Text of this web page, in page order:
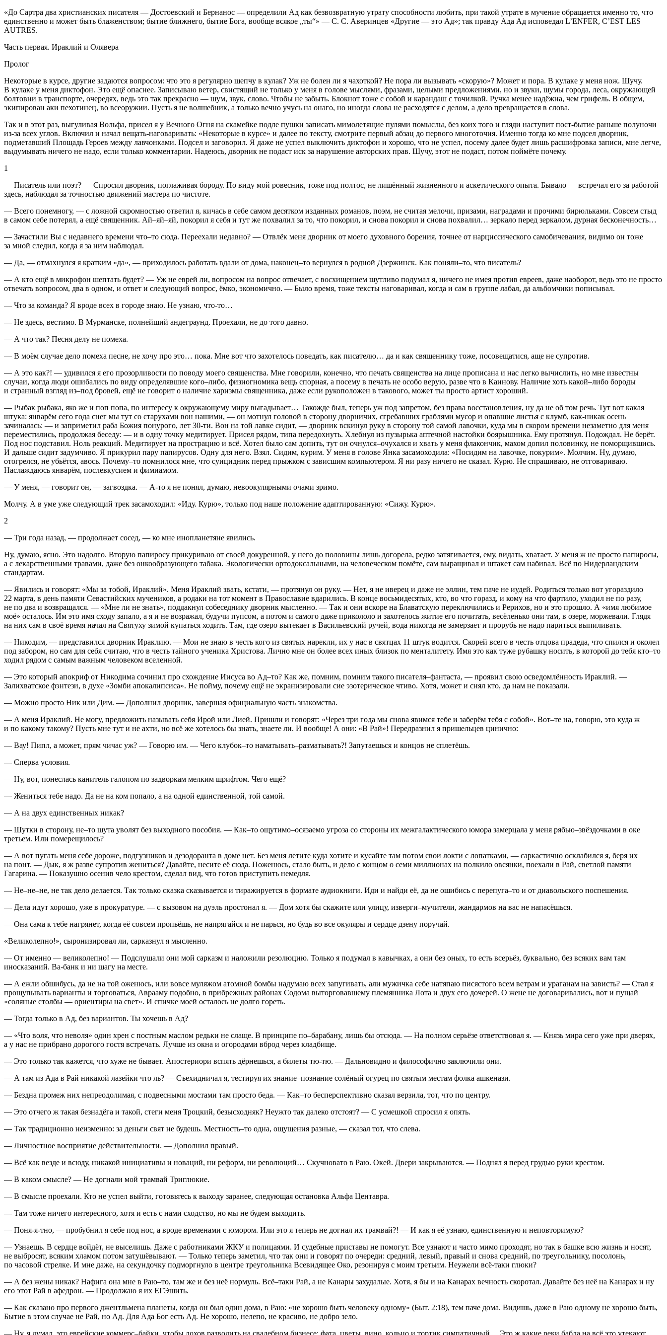
«До Сартра два христианских писателя — Достоевский и Бернанос — определили Ад как безвозвратную утрату способности любить, при такой утрате в мучение обращается именно то, что
единственно и может быть блаженством; бытие ближнего, бытие Бога, вообще всякое „ты“» — С. С. Аверинцев «Другие — это Ад»; так правду Ада Ад исповедал L’ENFER, C’EST LES
AUTRES.
Часть первая. Ираклий и Олявера
Пролог
Некоторые в курсе, другие задаются вопросом: что это я регулярно шепчу в кулак? Уж не болен ли я чахоткой? Не пора ли вызывать «скорую»? Может и пора. В кулаке у меня нож. Шучу.
В кулаке у меня диктофон. Это ещё опаснее. Записываю ветер, свистящий не только у меня в голове мыслями, фразами, целыми предложениями, но и звуки, шумы города, леса, окружающей
болтовни в транспорте, очередях, ведь это так прекрасно — шум, звук, слово. Чтобы не забыть. Блокнот тоже с собой и карандаш с точилкой. Ручка менее надёжна, чем грифель. В общем,
экипирован аки пехотинец, во всеоружии. Пусть я не волшебник, а только вечно учусь на онаго, но иногда слова не расходятся с делом, а дело превращается в слова.
Так и в этот раз, выгуливая Вольфа, присел я у Вечного Огня на скамейке подле пушки записать мимолетящие пулями помыслы, без коих того и гляди наступит пост-бытие раньше полуночи
из-за всех углов. Включил и начал вещать-наговаривать: «Некоторые в курсе» и далее по тексту, смотрите первый абзац до первого многоточия. Именно тогда ко мне подсел дворник,
подметавший Площадь Героев между лавчонками. Подсел и заговорил. Я даже не успел выключить диктофон и хорошо, что не успел, посему далее будет лишь расшифровка записи, мне легче,
выдумывать ничего не надо, если только комментарии. Надеюсь, дворник не подаст иск за нарушение авторских прав. Шучу, этот не подаст, потом поймёте почему.
1
— Писатель или поэт? — Спросил дворник, поглаживая бороду. По виду мой ровесник, тоже под полтос, не лишённый жизненного и аскетического опыта. Бывало — встречал его за работой
здесь, наблюдал за точностью движений мастера по чистоте.
— Всего понемногу, — с ложной скромностью ответил я, кичась в себе самом десятком изданных романов, поэм, не считая мелочи, призами, наградами и прочими бирюльками. Совсем стыд
в самом себе потерял, а ещё священник. Ай–яй–яй, покорил я себя и тут же похвалил за то, что покорил, и снова покорил и снова похвалил… зеркало перед зеркалом, дурная бесконечность…
— Зачастили Вы с недавнего времени что–то сюда. Переехали недавно? — Отвлёк меня дворник от моего духовного борения, точнее от нарциссического самобичевания, видимо он тоже
за мной следил, когда я за ним наблюдал.
— Да, — отмахнулся я кратким «да», — приходилось работать вдали от дома, наконец–то вернулся в родной Дзержинск. Как поняли–то, что писатель?
— А кто ещё в микрофон шептать будет? — Уж не еврей ли, вопросом на вопрос отвечает, с восхищением шутливо подумал я, ничего не имея против евреев, даже наоборот, ведь это не просто
отвечать вопросом, два в одном, и ответ и следующий вопрос, ёмко, экономично. — Было время, тоже тексты наговаривал, когда и сам в группе лабал, да альбомчики пописывал.
— Что за команда? Я вроде всех в городе знаю. Не узнаю, что-то…
— Не здесь, вестимо. В Мурманске, полнейший андеграунд. Проехали, не до того давно.
— А что так? Песня делу не помеха.
— В моём случае дело помеха песне, не хочу про это… пока. Мне вот что захотелось поведать, как писателю… да и как священнику тоже, посовещатися, аще не супротив.
— А это как?! — удивился я его прозорливости по поводу моего священства. Мне говорили, конечно, что печать священства на лице прописана и нас легко вычислить, но мне известны
случаи, когда люди ошибались по виду определявшие кого–либо, физиогномика вещь спорная, а посему в печать не особо верую, разве что в Каинову. Наличие хоть какой–либо бороды
и странный взгляд из–под бровей, ещё не говорит о наличие харизмы священника, даже если рукоположен в такового, может ты просто артист хороший.
— Рыбак рыбака, яко же и поп попа, по интересу к окружающему миру выгадывает… Такожде был, теперь уж под запретом, без права восстановления, ну да не об том речь. Тут вот какая
штука: январём сего года снег мы тут со старухами вон нашими, — он мотнул головой в сторону дворничих, сгребавших граблями мусор и опавшие листья с клумб, как-никак осень
зачиналась: — и заприметил раба Божия понурого, лет 30-ти. Вон на той лавке сидит, — дворник вскинул руку в сторону той самой лавочки, куда мы в скором времени незаметно для меня
переместились, продолжая беседу: — и в одну точку медитирует. Присел рядом, типа передохнуть. Хлебнул из пузырька аптечной настойки боярышника. Ему протянул. Подождал. Не берёт.
Под нос подставил. Ноль реакций. Медитирует на прострацию и всё. Хотел было сам допить, тут он очнулся–очухался и хвать у меня флакончик, махом допил половинку, не поморщившись.
И дальше сидит задумчиво. Я прикурил пару папирусов. Одну для него. Взял. Сидим, курим. У меня в голове Янка засамоходила: «Посидим на лавочке, покурим». Молчим. Ну, думаю,
отогрелся, не убьётся, авось. Почему–то помнилося мне, что суицидник перед прыжком с зависшим компьютером. Я ни разу ничего не сказал. Курю. Не спрашиваю, не отговариваю.
Наслаждаюсь январём, послевкусием и фимиамом.
— У меня, — говорит он, — загвоздка. — А-то я не понял, думаю, невоокулярными очами зримо.
Молчу. А в уме уже следующий трек засамоходил: «Иду. Курю», только под наше положение адаптированную: «Сижу. Курю».
2
— Три года назад, — продолжает сосед, — ко мне инопланетяне явились.
Ну, думаю, ясно. Это надолго. Вторую папиросу прикуриваю от своей докуренной, у него до половины лишь догорела, редко затягивается, ему, видать, хватает. У меня ж не просто папиросы,
а с лекарственными травами, даже без онкообразующего табака. Экологически ортодоксальными, на человеческом помёте, сам выращивал и штакет сам набивал. Всё по Нидерландским
стандартам.
— Явились и говорят: «Мы за тобой, Ираклий». Меня Ираклий звать, кстати, — протянул он руку. — Нет, я не иверец и даже не эллин, тем паче не иудей. Родиться только вот угораздило
22 марта, в день памяти Севастийских мучеников, а родаки на тот момент в Православие вдарились. В конце восьмидесятых, кто, во что горазд, и кому на что фартило, уходил не по разу,
не по два и возвращался. — «Мне ли не знать», поддакнул собеседнику дворник мысленно. — Так и они вскоре на Блаватскую переключились и Рерихов, но и это прошло. А «имя любимое
моё» осталось. Им это имя сходу запало, а я и не возражал, будучи пупсом, а потом и самого даже прикололо и захотелось житие его почитать, весёленько они там, в озере, моржевали. Глядя
на них сам в своё время начал на Святуху зимой купаться ходить. Там, где озеро вытекает в Васильевский ручей, вода никогда не замерзает и прорубь не надо париться выпиливать.
— Никодим, — представился дворник Ираклию. — Мои не знаю в честь кого из святых нарекли, их у нас в святцах 11 штук водится. Скорей всего в честь отцова прадеда, что спился и околел
под забором, но сам для себя считаю, что в честь тайного ученика Христова. Лично мне он более всех иных близок по менталитету. Имя это как туже рубашку носить, в которой до тебя кто–то
ходил рядом с самым важным человеком вселенной.
— Это который апокриф от Никодима сочинил про схождение Иисуса во Ад–то? Как же, помним, помним такого писателя–фантаста, — проявил свою осведомлённость Ираклий. —
Залихватское фэнтези, в духе «Зомби апокалипсиса». Не пойму, почему ещё не экранизировали сие эзотерическое чтиво. Хотя, может и снял кто, да нам не показали.
— Можно просто Ник или Дим. — Дополнил дворник, завершая официальную часть знакомства.
— А меня Ираклий. Не могу, предложить называть себя Ирой или Лией. Пришли и говорят: «Через три года мы снова явимся тебе и заберём тебя с собой». Вот–те на, говорю, это куда ж
и по какому такому? Пусть мне тут и не ахти, но всё же хотелось бы знать, знаете ли. И вообще! А они: «В Рай»! Передразнил я пришельцев цинично:
— Вау! Пипл, а может, прям чичас уж? — Говорю им. — Чего клубок–то наматывать–разматывать?! Запутаешься и концов не сплетёшь.
— Сперва условия.
— Ну, вот, понеслась канитель галопом по задворкам мелким шрифтом. Чего ещё?
— Жениться тебе надо. Да не на ком попало, а на одной единственной, той самой.
— А на двух единственных никак?
— Шутки в сторону, не–то шута уволят без выходного пособия. — Как–то ощутимо–осязаемо угроза со стороны их межгалактического юмора замерцала у меня рябью–звёздочками в оке
третьем. Или померещилось?
— А вот пугать меня себе дороже, подгузников и дезодоранта в доме нет. Без меня летите куда хотите и кусайте там потом свои локти с лопатками, — саркастично осклабился я, беря их
на понт. — Дык, я ж разве супротив жениться? Давайте, несите её сюда. Поженюсь, стало быть, и дело с концом о семи миллионах на полкило овсянки, поехали в Рай, светлой памяти
Гагарина. — Показушно осенив чело крестом, сделал вид, что готов приступить немедля.
— Не–не–не, не так дело делается. Так только сказка сказывается и тиражируется в формате аудиокниги. Иди и найди её, да не ошибись с перепуга–то и от диавольского поспешения.
— Дела идут хорошо, уже в прокуратуре. — с вызовом на дуэль простонал я. — Дом хотя бы скажите или улицу, изверги–мучители, жандармов на вас не напасёшься.
— Она сама к тебе нагрянет, когда её совсем пропьёшь, не напрягайся и не парься, но будь во все окуляры и сердце дзену поручай.
«Великолепно!», сыронизировал ли, сарказнул я мысленно.
— От именно — великолепно! — Подслушали они мой сарказм и наложили резолюцию. Только я подумал в кавычках, а они без оных, то есть всерьёз, буквально, без всяких вам там
иносказаний. Ва-банк и ни шагу на месте.
— А ежли обшибусь, да не на той оженюсь, или вовсе муляжом атомной бомбы надумаю всех запугивать, али мужичка себе натяпаю писястого всем ветрам и ураганам на зависть? — Стал я
прощупывать варианты и торговаться, Аврааму подобно, в прибрежных районах Содома выторговавшему племянника Лота и двух его дочерей. О жене не договаривались, вот и пущай
«соляные столбы — ориентиры на свет». И спичке моей осталось не долго гореть.
— Тогда только в Ад, без вариантов. Ты хочешь в Ад?
— «Что воля, что неволя» один хрен с постным маслом редьки не слаще. В принципе по–барабану, лишь бы отсюда. — На полном серьёзе ответствовал я. — Князь мира сего уже при дверях,
а у нас не прибрано дорогого гостя встречать. Лучше из окна и огородами вброд через кладбище.
— Это только так кажется, что хуже не бывает. Апостериори вспять дёрнешься, а билеты тю-тю. — Дальновидно и философично заключили они.
— А там из Ада в Рай никакой лазейки что ль? — Съехидничал я, тестируя их знание–познание солёный огурец по святым местам фолка ашкенази.
— Бездна промеж них непреодолимая, с подвесными мостами там просто беда. — Как–то бесперспективно сказал верзила, тот, что по центру.
— Это отчего ж такая безнадёга и такой, стеги меня Троцкий, безысходняк? Неужто так далеко отстоят? — С усмешкой спросил я опять.
— Так традиционно неизменно: за деньги свят не будешь. Местность–то одна, ощущения разные, — сказал тот, что слева.
— Личностное восприятие действительности. — Дополнил правый.
— Всё как везде и всюду, никакой инициативы и новаций, ни реформ, ни революций… Скучновато в Раю. Окей. Двери закрываются. — Поднял я перед грудью руки крестом.
— В каком смысле? — Не догнали мой трамвай Триглюкие.
— В смысле проехали. Кто не успел выйти, готовьтесь к выходу заранее, следующая остановка Альфа Центавра.
— Там тоже ничего интересного, хотя и есть с нами сходство, но мы не будем выходить.
— Поня-я-тно, — пробубнил я себе под нос, а вроде временами с юмором. Или это я теперь не догнал их трамвай?! — И как я её узнаю, единственную и неповторимую?
— Узнаешь. В сердце войдёт, не выселишь. Даже с работниками ЖКУ и полицаями. И судебные приставы не помогут. Все узнают и часто мимо проходят, но так в башке всю жизнь и носят,
не выбросят, всяким хламом потом затушёвывают. — Только теперь заметил, что так они и говорят по очереди: средний, левый, правый и снова средний, по треугольнику, посолонь,
по часовой стрелке. И мне даже, на секундочку подморгнуло в центре треугольника Всевидящее Око, резонируя с моим третьим. Неужели всё-таки глюки?
— А без жены никак? Нафига она мне в Раю–то, там же и без неё нормуль. Всё–таки Рай, а не Канары захудалые. Хотя, я бы и на Канарах вечность скоротал. Давайте без неё на Канарах и ну
его этот Рай в афедрон. — Продолжаю я их ЕГЭшить.
— Как сказано про первого джентльмена планеты, когда он был один дома, в Раю: «не хорошо быть человеку одному» (Быт. 2:18), тем паче дома. Видишь, даже в Раю одному не хорошо быть,
Бытие в этом случае не Рай, но Ад. Для Ада Бог есть Ад. Не хорошо, нелепо, не красиво, не добро зело.
— Ну, я думал, это еврейские коммерс–байки, чтобы лохов разводить на свадебном бизнесе: фата, цветы, вино, кольцо и тортик симпатичный… Это ж какие реки бабла на всё это утекают,